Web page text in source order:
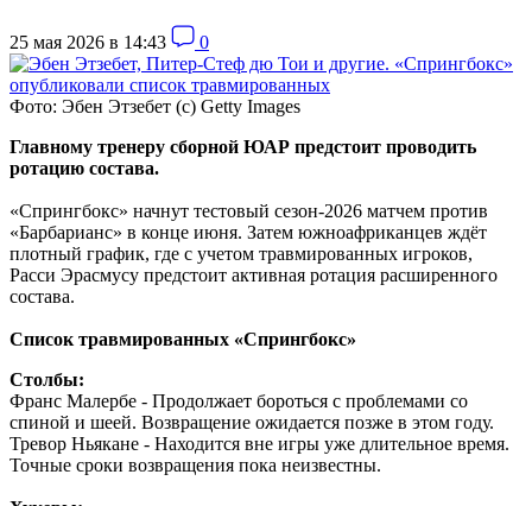
25 мая 2026 в 14:43 0
Фото: Эбен Этзебет (с) Getty Images
Главному тренеру сборной ЮАР предстоит проводить
ротацию состава.
«Спрингбокс» начнут тестовый сезон-2026 матчем против
«Барбарианс» в конце июня. Затем южноафриканцев ждёт
плотный график, где с учетом травмированных игроков,
Расси Эрасмусу предстоит активная ротация расширенного
состава.
Список травмированных «Спрингбокс»
Столбы:
Франс Малербе - Продолжает бороться с проблемами со
спиной и шеей. Возвращение ожидается позже в этом году.
Тревор Ньякане - Находится вне игры уже длительное время.
Точные сроки возвращения пока неизвестны.